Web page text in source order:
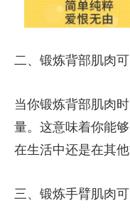
二、锻炼背部肌肉
当你锻炼背部肌肉
量。这意味着你能
在生活中还是在其他
三、锻炼手臂肌肉